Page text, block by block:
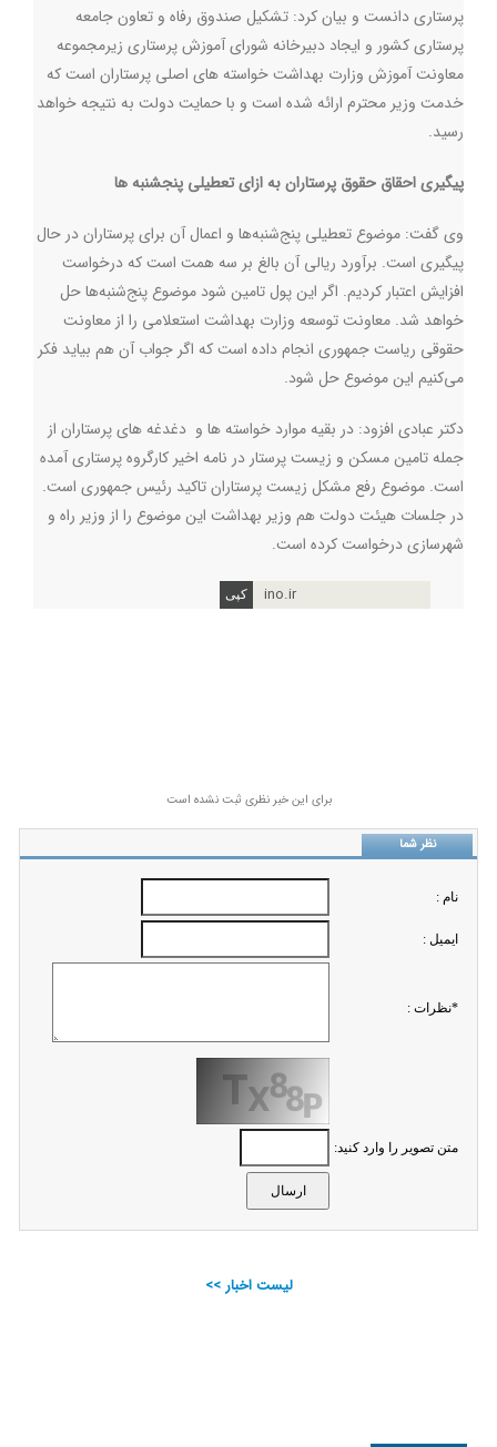
پرستاری دانست و بیان کرد: تشکیل صندوق رفاه و تعاون جامعه
پرستاری کشور و ایجاد دبیرخانه شورای آموزش پرستاری زیرمجموعه
معاونت آموزش وزارت بهداشت خواسته های اصلی پرستاران است که
خدمت وزیر محترم ارائه شده است و با حمایت دولت به نتیجه خواهد
رسید.
پیگیری احقاق حقوق پرستاران به ازای تعطیلی پنجشنبه ها
وی گفت: موضوع تعطیلی پنج‌شنبه‌ها و اعمال آن برای پرستاران در حال
پیگیری است. برآورد ریالی آن بالغ بر سه همت است که درخواست
افزایش اعتبار کردیم. اگر این پول تامین شود موضوع پنج‌شنبه‌ها حل
خواهد شد. معاونت توسعه وزارت بهداشت استعلامی را از معاونت
حقوقی ریاست جمهوری انجام داده است که اگر جواب آن هم بیاید فکر
می‌کنیم این موضوع حل شود.
دکتر عبادی افزود: در بقیه موارد خواسته ها و دغدغه های پرستاران از
جمله تامین مسکن و زیست پرستار در نامه اخیر کارگروه پرستاری آمده
است. موضوع رفع مشکل زیست پرستاران تاکید رئیس جمهوری است.
در جلسات هیئت دولت هم وزیر بهداشت این موضوع را از وزیر راه و
شهرسازی درخواست کرده است.
ino.ir
برای این خبر نظری ثبت نشده است
نظر شما
نام :
ايميل :
*نظرات :
متن تصویر را وارد کنید:
لیست اخبار >>